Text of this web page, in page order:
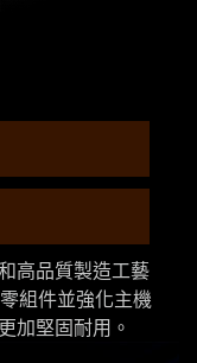
高品質製造工藝
組件並強化主機
加堅固耐用。